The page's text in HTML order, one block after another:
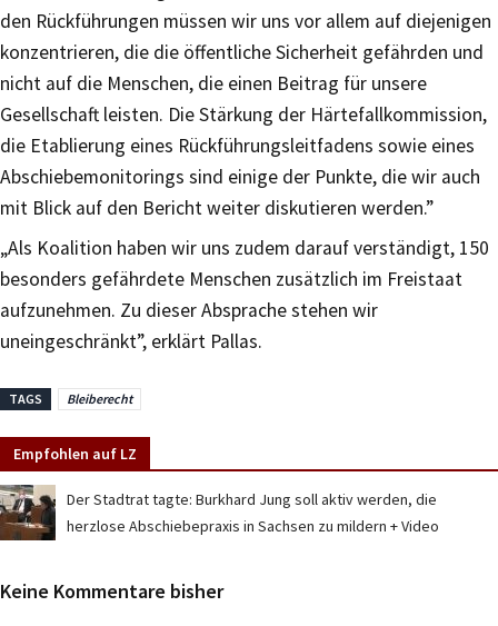
den Rückführungen müssen wir uns vor allem auf diejenigen
konzentrieren, die die öffentliche Sicherheit gefährden und
nicht auf die Menschen, die einen Beitrag für unsere
Gesellschaft leisten. Die Stärkung der Härtefallkommission,
die Etablierung eines Rückführungsleitfadens sowie eines
Abschiebemonitorings sind einige der Punkte, die wir auch
mit Blick auf den Bericht weiter diskutieren werden.”
„Als Koalition haben wir uns zudem darauf verständigt, 150
besonders gefährdete Menschen zusätzlich im Freistaat
aufzunehmen. Zu dieser Absprache stehen wir
uneingeschränkt”, erklärt Pallas.
TAGS Bleiberecht
Empfohlen auf LZ
Der Stadtrat tagte: Burkhard Jung soll aktiv werden, die
herzlose Abschiebepraxis in Sachsen zu mildern + Video
Keine Kommentare bisher